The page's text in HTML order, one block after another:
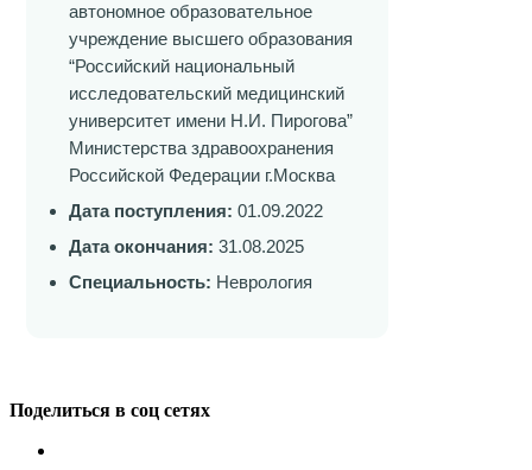
автономное образовательное
учреждение высшего образования
“Российский национальный
исследовательский медицинский
университет имени Н.И. Пирогова”
Министерства здравоохранения
Российской Федерации г.Москва
Дата поступления: 01.09.2022
Дата окончания: 31.08.2025
Специальность: Неврология
Поделиться в соц сетях